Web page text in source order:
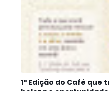
1ª Edição do Café